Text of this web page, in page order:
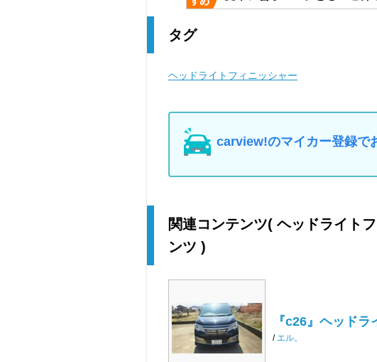
タグ
ヘッドライトフィニッシャー
carview!のマイカー登録で
関連コンテンツ( ヘッドライト
ンツ )
『c26』ヘッド
/ エル。